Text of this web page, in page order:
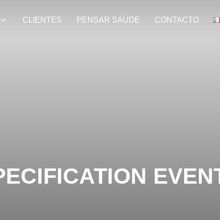
CLIENTES PENSAR SAÚDE CONTACTO